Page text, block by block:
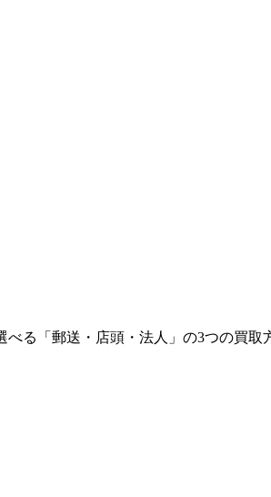
る「郵送・店頭・法人」の3つの買